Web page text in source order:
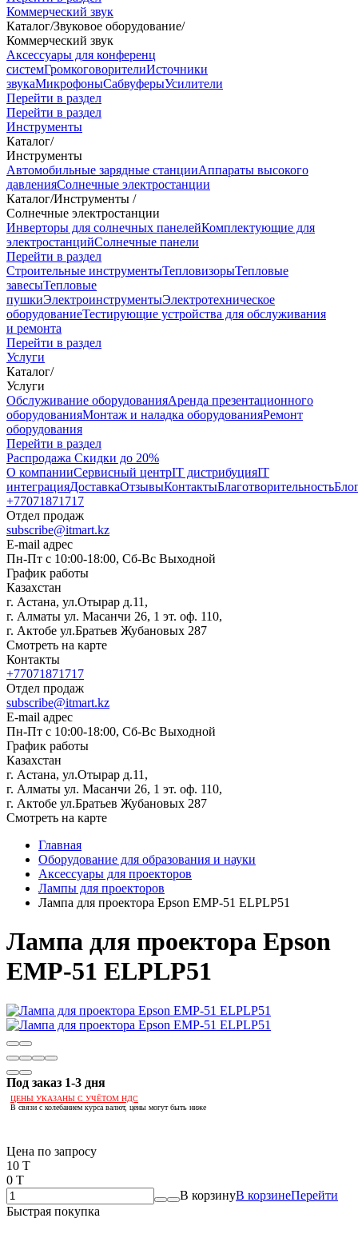
Коммерческий звук
Каталог/Звуковое оборудование/
Коммерческий звук
Аксессуары для конференц
системГромкоговорителиИсточники
звукаМикрофоныСабвуферыУсилители
Перейти в раздел
Перейти в раздел
Инструменты
Каталог/
Инструменты
Автомобильные зарядные станцииАппараты высокого
давленияСолнечные электростанции
Каталог/Инструменты /
Солнечные электростанции
Инверторы для солнечных панелейКомплектующие для
электростанцийСолнечные панели
Перейти в раздел
Строительные инструментыТепловизорыТепловые
завесыТепловые
пушкиЭлектроинструментыЭлектротехническое
оборудованиеТестирующие устройства для обслуживания
и ремонта
Перейти в раздел
Услуги
Каталог/
Услуги
Oбслуживание оборудованияАренда презентационного
оборудованияМонтаж и наладка оборудованияРемонт
оборудования
Перейти в раздел
Распродажа Скидки до 20%
О компанииСервисный центрIT дистрибуцияIT
интеграцияДоставкаОтзывыКонтактыБлаготворительность
+77071871717
Отдел продаж
subscribe@itmart.kz
E-mail адрес
Пн-Пт с 10:00-18:00, Сб-Вс Выходной
График работы
Казахстан
г. Астана, ул.Отырар д.11,
г. Алматы ул. Масанчи 26, 1 эт. оф. 110,
г. Актобе ул.Братьев Жубановых 287
Смотреть на карте
Контакты
+77071871717
Отдел продаж
subscribe@itmart.kz
E-mail адрес
Пн-Пт с 10:00-18:00, Сб-Вс Выходной
График работы
Казахстан
г. Астана, ул.Отырар д.11,
г. Алматы ул. Масанчи 26, 1 эт. оф. 110,
г. Актобе ул.Братьев Жубановых 287
Смотреть на карте
Главная
Оборудование для образования и науки
Аксессуары для проекторов
Лампы для проекторов
Лампа для проектора Epson EMP-51 ELPLP51
Лампа для проектора Epson
EMP-51 ELPLP51
Под заказ 1-3 дня
ЦЕНЫ УКАЗАНЫ С УЧЁТОМ НДС
В связи с колебанием курса валют, цены могут быть ниже
Цена по запросу
10 T
0 T
В корзинуВ корзинеПерейти
Быстрая покупка